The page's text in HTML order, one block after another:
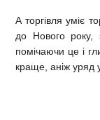
А торгівля уміє
до Нового року,
помічаючи це і
краще, аніж уряд